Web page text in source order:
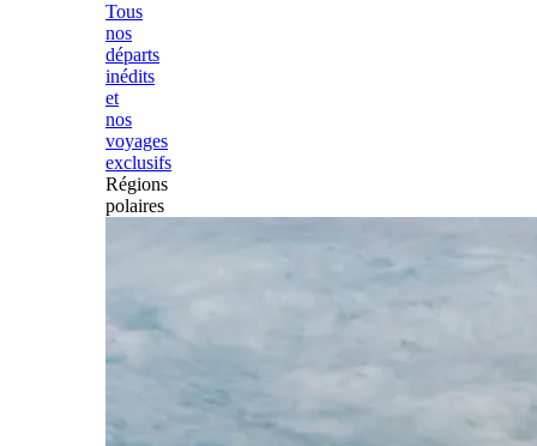
Tous
nos
départs
inédits
et
nos
voyages
exclusifs
Régions
polaires